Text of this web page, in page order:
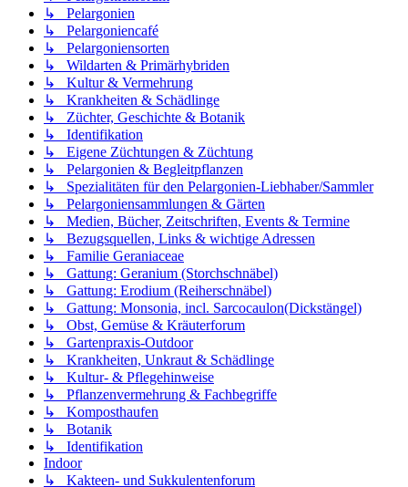
↳ Pelargonien
↳ Pelargoniencafé
↳ Pelargoniensorten
↳ Wildarten & Primärhybriden
↳ Kultur & Vermehrung
↳ Krankheiten & Schädlinge
↳ Züchter, Geschichte & Botanik
↳ Identifikation
↳ Eigene Züchtungen & Züchtung
↳ Pelargonien & Begleitpflanzen
↳ Spezialitäten für den Pelargonien-Liebhaber/Sammler
↳ Pelargoniensammlungen & Gärten
↳ Medien, Bücher, Zeitschriften, Events & Termine
↳ Bezugsquellen, Links & wichtige Adressen
↳ Familie Geraniaceae
↳ Gattung: Geranium (Storchschnäbel)
↳ Gattung: Erodium (Reiherschnäbel)
↳ Gattung: Monsonia, incl. Sarcocaulon(Dickstängel)
↳ Obst, Gemüse & Kräuterforum
↳ Gartenpraxis-Outdoor
↳ Krankheiten, Unkraut & Schädlinge
↳ Kultur- & Pflegehinweise
↳ Pflanzenvermehrung & Fachbegriffe
↳ Komposthaufen
↳ Botanik
↳ Identifikation
Indoor
↳ Kakteen- und Sukkulentenforum